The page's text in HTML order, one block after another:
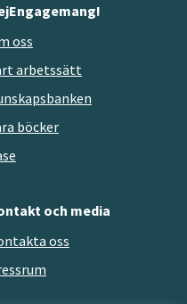
oss
arbetssätt
böcker
och media
oss